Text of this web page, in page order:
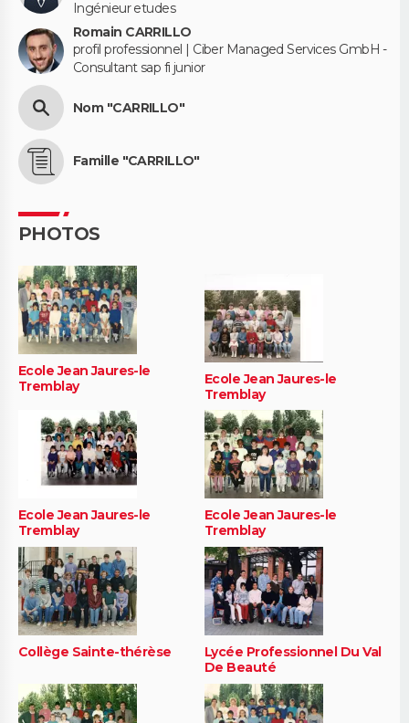
Ingénieur etudes
Romain CARRILLO
profil professionnel | Ciber Managed Services GmbH -
Consultant sap fi junior
Nom "CARRILLO"
Famille "CARRILLO"
PHOTOS
Ecole Jean Jaures-le
Tremblay
Ecole Jean Jaures-le
Tremblay
Ecole Jean Jaures-le
Tremblay
Ecole Jean Jaures-le
Tremblay
Collège Sainte-thérèse
Lycée Professionnel Du Val
De Beauté